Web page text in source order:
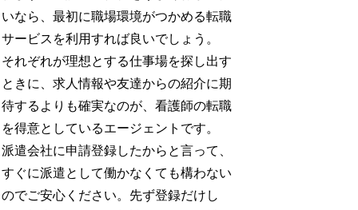
いなら、最初に職場環境がつかめる転職
サービスを利用すれば良いでしょう。
それぞれが理想とする仕事場を探し出す
ときに、求人情報や友達からの紹介に期
待するよりも確実なのが、看護師の転職
を得意としているエージェントです。
派遣会社に申請登録したからと言って、
すぐに派遣として働かなくても構わない
のでご安心ください。先ず登録だけし